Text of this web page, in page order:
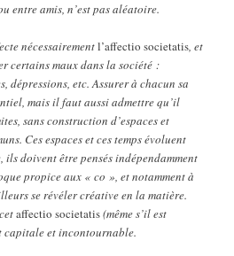
entre amis, n’est pas aléatoire.
nécessairementl’affectio societatis, et
certains maux dans la société :
dépressions, etc. Assurer à chacun sa
mais il faut aussi admettre qu’il
sans construction d’espaces et
Ces espaces et ces temps évoluent
doivent être pensés indépendamment
propice aux « co », et notamment à
se révéler créative en la matière.
affectio societatis(même s’il est
capitale et incontournable.